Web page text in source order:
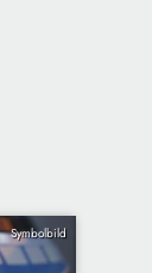
Symbolbild